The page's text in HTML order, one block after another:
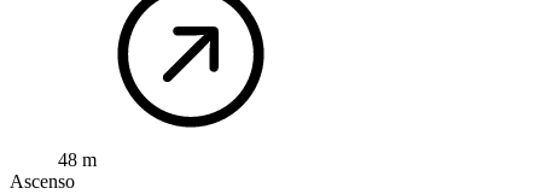
48 m
Ascenso